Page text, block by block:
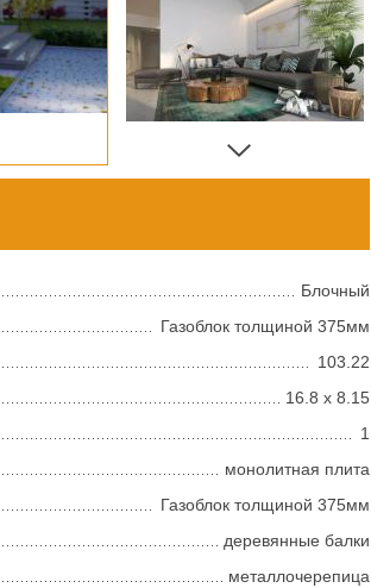
Блочный
Газоблок толщиной 375мм
103.22
16.8 х 8.15
1
монолитная плита
Газоблок толщиной 375мм
деревянные балки
металлочерепица